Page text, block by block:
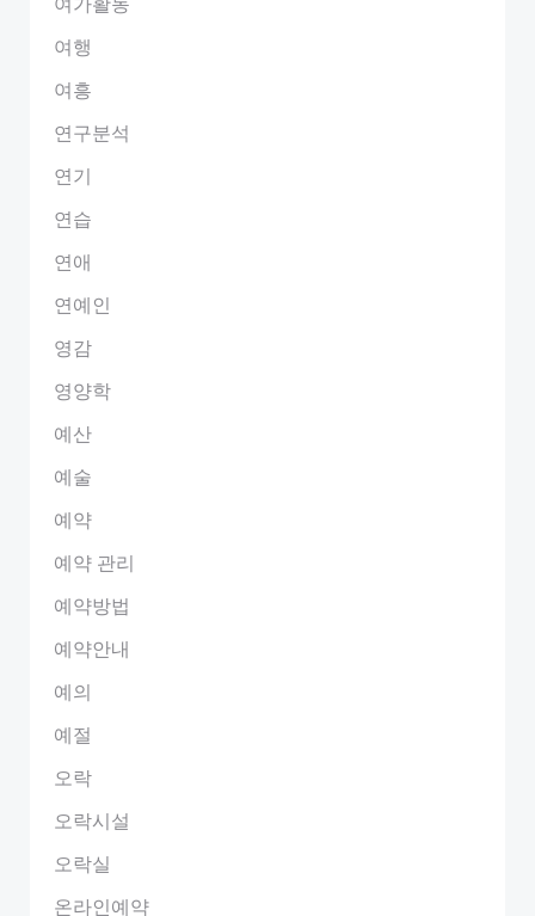
여행
여흥
연구분석
연기
연습
연애
연예인
영감
영양학
예산
예술
예약
예약 관리
예약방법
예약안내
예의
예절
오락
오락시설
오락실
온라인예약